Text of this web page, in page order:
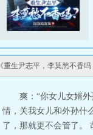
《重生尹志平，李莫愁不香
爽：“你女儿女婿
情，关我女儿和外孙什
了，那就更不会管了。